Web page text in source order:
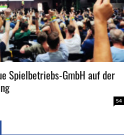
Spielbetriebs-GmbH auf der
54